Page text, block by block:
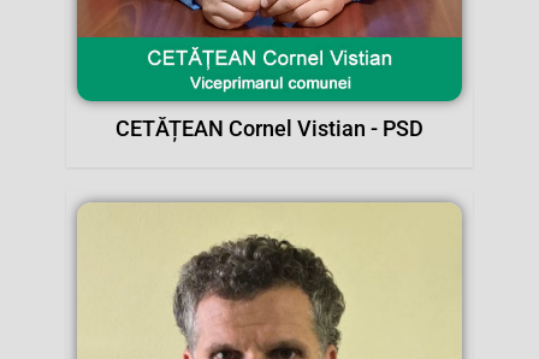
CETĂȚEAN Cornel Vistian - PSD